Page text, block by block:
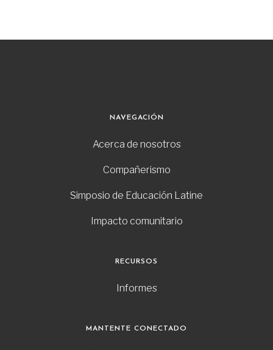
NAVEGACIÓN
Acerca de nosotros
Compañerismo
Simposio de Educación Latine
Impacto comunitario
RECURSOS
Informes
MANTENTE CONECTADO